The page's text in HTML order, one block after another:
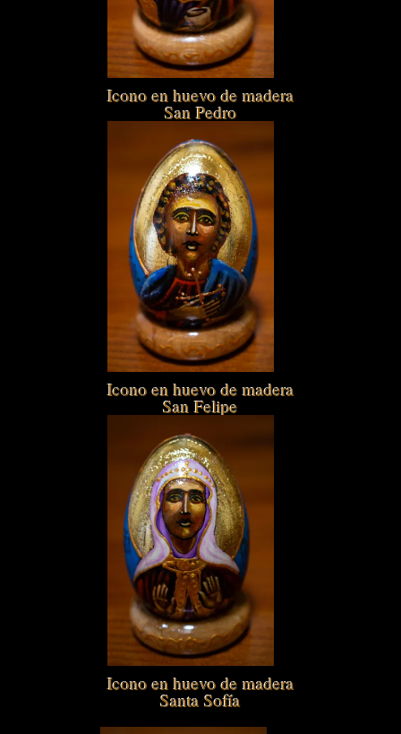
Icono en huevo de madera
San Pedro
Icono en huevo de madera
San Felipe
Icono en huevo de madera
Santa Sofía